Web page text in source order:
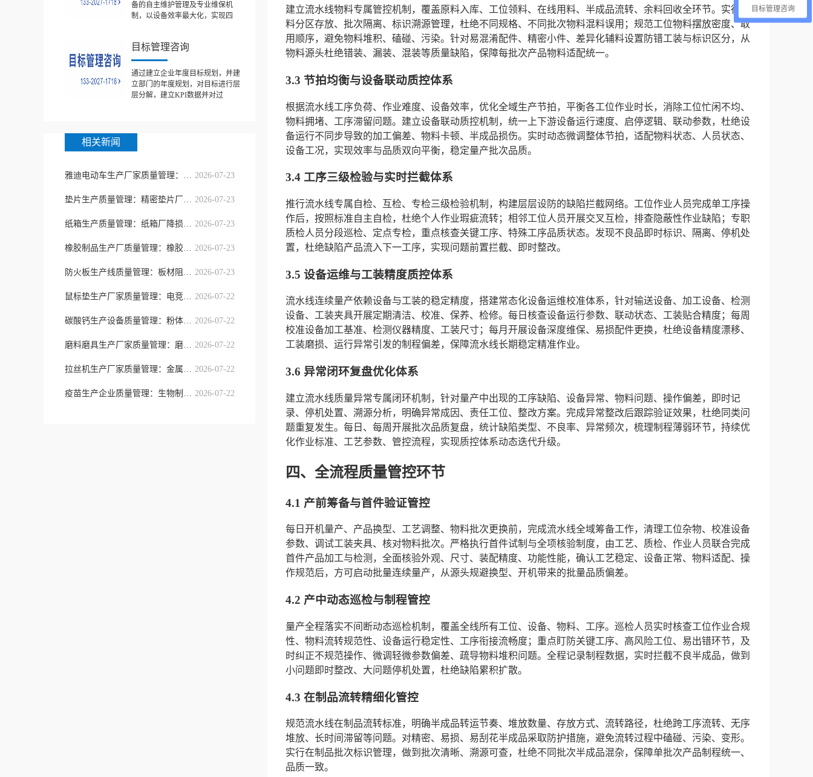
备的自主维护管理及专业维保机
制，以设备效率最大化，实现四
目标管理咨询
通过建立企业年度目标规划，并建
立部门的年度规划，对目标进行层
层分解，建立KPI数据并对过
相关新闻
雅迪电动车生产厂家质量管理：整车全 2026-07-23
垫片生产质量管理：精密垫片厂提质降 2026-07-23
纸箱生产质量管理：纸箱厂降损提质 2026-07-23
橡胶制品生产厂质量管理：橡胶工艺稳 2026-07-23
防火板生产线质量管理：板材阻燃性能 2026-07-23
鼠标垫生产厂家质量管理：电竞办公鼠 2026-07-22
碳酸钙生产设备质量管理：粉体加工设 2026-07-22
磨料磨具生产厂家质量管理：磨削耗材 2026-07-22
拉丝机生产厂家质量管理：金属线材加 2026-07-22
疫苗生产企业质量管理：生物制药安全 2026-07-22
建立流水线物料专属管控机制，覆盖原料入库、工位领料、在线用料、半成品流转、余料回收全环节。实行物
料分区存放、批次隔离、标识溯源管理，杜绝不同规格、不同批次物料混料误用；规范工位物料摆放密度、取
用顺序，避免物料堆积、磕碰、污染。针对易混淆配件、精密小件、差异化辅料设置防错工装与标识区分，从
物料源头杜绝错装、漏装、混装等质量缺陷，保障每批次产品物料适配统一。
3.3 节拍均衡与设备联动质控体系
根据流水线工序负荷、作业难度、设备效率，优化全域生产节拍，平衡各工位作业时长，消除工位忙闲不均、
物料拥堵、工序滞留问题。建立设备联动质控机制，统一上下游设备运行速度、启停逻辑、联动参数，杜绝设
备运行不同步导致的加工偏差、物料卡顿、半成品损伤。实时动态微调整体节拍，适配物料状态、人员状态、
设备工况，实现效率与品质双向平衡，稳定量产批次品质。
3.4 工序三级检验与实时拦截体系
推行流水线专属自检、互检、专检三级检验机制，构建层层设防的缺陷拦截网络。工位作业人员完成单工序操
作后，按照标准自主自检，杜绝个人作业瑕疵流转；相邻工位人员开展交叉互检，排查隐蔽性作业缺陷；专职
质检人员分段巡检、定点专检，重点核查关键工序、特殊工序品质状态。发现不良品即时标识、隔离、停机处
置，杜绝缺陷产品流入下一工序，实现问题前置拦截、即时整改。
3.5 设备运维与工装精度质控体系
流水线连续量产依赖设备与工装的稳定精度，搭建常态化设备运维校准体系，针对输送设备、加工设备、检测
设备、工装夹具开展定期清洁、校准、保养、检修。每日核查设备运行参数、联动状态、工装贴合精度；每周
校准设备加工基准、检测仪器精度、工装尺寸；每月开展设备深度维保、易损配件更换，杜绝设备精度漂移、
工装磨损、运行异常引发的制程偏差，保障流水线长期稳定精准作业。
3.6 异常闭环复盘优化体系
建立流水线质量异常专属闭环机制，针对量产中出现的工序缺陷、设备异常、物料问题、操作偏差，即时记
录、停机处置、溯源分析，明确异常成因、责任工位、整改方案。完成异常整改后跟踪验证效果，杜绝同类问
题重复发生。每日、每周开展批次品质复盘，统计缺陷类型、不良率、异常频次，梳理制程薄弱环节，持续优
化作业标准、工艺参数、管控流程，实现质控体系动态迭代升级。
四、全流程质量管控环节
4.1 产前筹备与首件验证管控
每日开机量产、产品换型、工艺调整、物料批次更换前，完成流水线全域筹备工作，清理工位杂物、校准设备
参数、调试工装夹具、核对物料批次。严格执行首件试制与全项核验制度，由工艺、质检、作业人员联合完成
首件产品加工与检测，全面核验外观、尺寸、装配精度、功能性能，确认工艺稳定、设备正常、物料适配、操
作规范后，方可启动批量连续量产，从源头规避换型、开机带来的批量品质偏差。
4.2 产中动态巡检与制程管控
量产全程落实不间断动态巡检机制，覆盖全线所有工位、设备、物料、工序。巡检人员实时核查工位作业合规
性、物料流转规范性、设备运行稳定性、工序衔接流畅度；重点盯防关键工序、高风险工位、易出错环节，及
时纠正不规范操作、微调轻微参数偏差、疏导物料堆积问题。全程记录制程数据，实时拦截不良半成品，做到
小问题即时整改、大问题停机处置，杜绝缺陷累积扩散。
4.3 在制品流转精细化管控
规范流水线在制品流转标准，明确半成品转运节奏、堆放数量、存放方式、流转路径，杜绝跨工序流转、无序
堆放、长时间滞留等问题。对精密、易损、易刮花半成品采取防护措施，避免流转过程中磕碰、污染、变形。
实行在制品批次标识管理，做到批次清晰、溯源可查，杜绝不同批次半成品混杂，保障单批次产品制程统一、
品质一致。
目标管理咨询